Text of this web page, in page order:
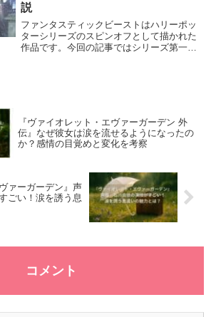
説
ファンタスティックビーストはハリーポッ
ターシリーズのスピンオフとして描かれた
作品です。今回の記事ではシリーズ第一作
『ヴァイオレット・エヴァーガーデン 外
伝』なぜ彼女は涙を流せるようになったの
か？感情の目覚めと変化を考察
ァーガーデン』声
ごい！涙を誘う息
コメント